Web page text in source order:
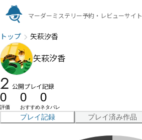
マーダーミステリー予約・レビューサイト
トップ 矢萩汐香
矢萩汐香
2 公開プレイ記録
0
評価
0
おすすめ
0
ネタバレ
プレイ記録 プレイ済み作品